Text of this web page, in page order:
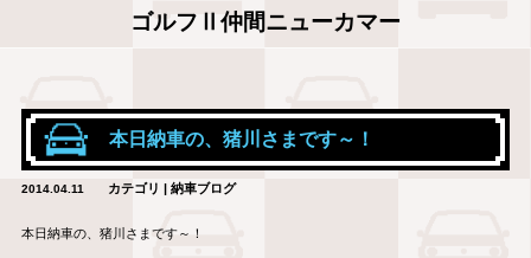
ゴルフⅡ仲間ニューカマー
本日納車の、猪川さまです～！
2014.04.11 カテゴリ | 納車ブログ
本日納車の、猪川さまです～！